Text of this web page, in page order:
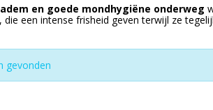
en goede mondhygiëne onderweg
die een intense frisheid geven terwijl ze
gevonden